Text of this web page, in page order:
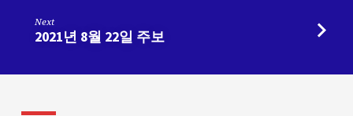
Next
2021년 8월 22일 주보